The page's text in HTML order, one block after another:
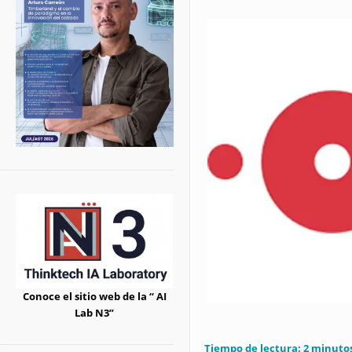
Tiempo de lectura:2
Conoce el sitio web de la “ AI
Lab N3”